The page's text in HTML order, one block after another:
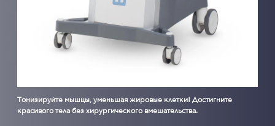
Тонизируйте мышцы, уменьшая жировые клетки! Достигните
красивого тела без хирургического вмешательства.